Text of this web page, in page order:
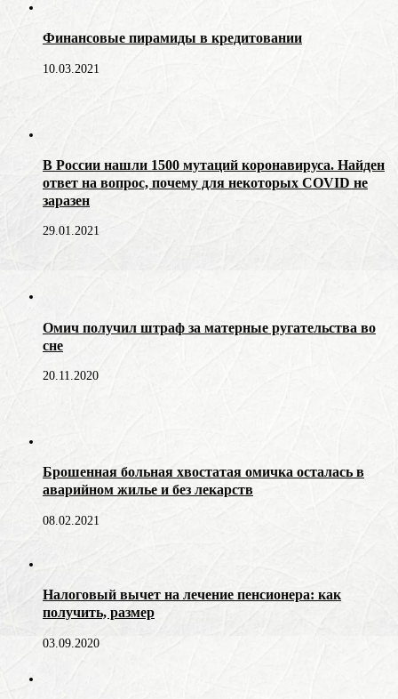
Финансовые пирамиды в кредитовании
10.03.2021
В России нашли 1500 мутаций коронавируса. Найден
ответ на вопрос, почему для некоторых COVID не
заразен
29.01.2021
Омич получил штраф за матерные ругательства во
сне
20.11.2020
Брошенная больная хвостатая омичка осталась в
аварийном жилье и без лекарств
08.02.2021
Налоговый вычет на лечение пенсионера: как
получить, размер
03.09.2020